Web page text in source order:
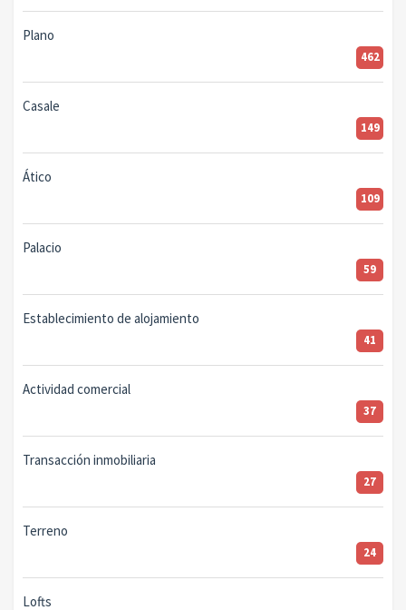
Plano
462
Casale
149
Ático
109
Palacio
59
Establecimiento de alojamiento
41
Actividad comercial
37
Transacción inmobiliaria
27
Terreno
24
Lofts